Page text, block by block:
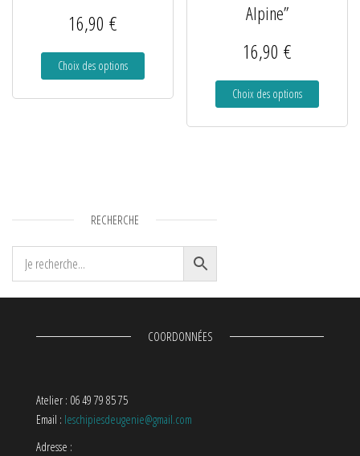
16,90 €
Choix des options
Alpine”
16,90€
Choix des options
RECHERCHE
COORDONNÉES
Atelier : 06 49 79 85 75
Email : leschipiesdeugenie@gmail.com
Adresse :